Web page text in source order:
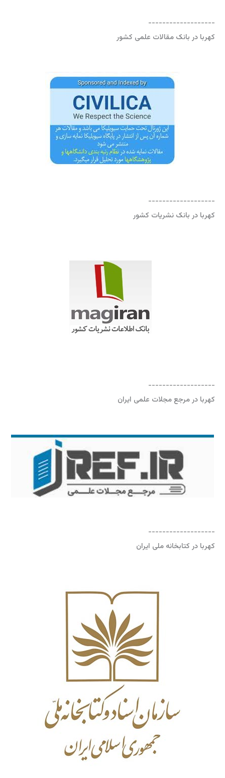
-------------------
کهربا در بانک مقالات علمی کشور
-------------------
کهربا در بانک نشریات کشور
-------------------
کهربا در مرجع مجلات علمی ایران
-------------------
کهربا در کتابخانه ملی ایران